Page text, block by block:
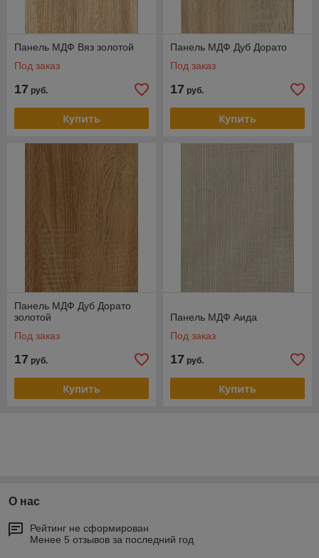
Панель МДФ Вяз золотой
Под заказ
17 руб.
Купить
Панель МДФ Дуб Дорато
Под заказ
17 руб.
Купить
Панель МДФ Дуб Дорато
золотой
Под заказ
17 руб.
Купить
Панель МДФ Аида
Под заказ
17 руб.
Купить
О нас
Рейтинг не сформирован
Менее 5 отзывов за последний год